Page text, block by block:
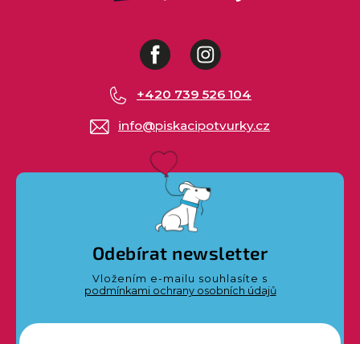
FacebookInstagram
info@piskacipotvurky.cz
+420 739 526 104
Odebírat newsletter
Vložením e-mailu souhlasíte s
podmínkami ochrany osobních údajů